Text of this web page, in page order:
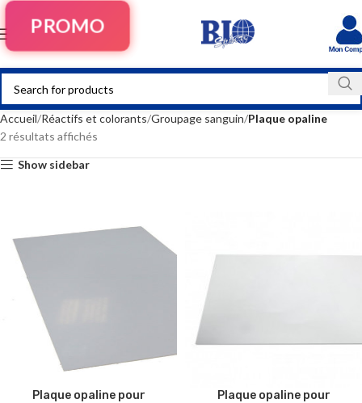
PROMO
Accueil Réactifs et colorants Groupage sanguin Plaque opaline
2 résultats affichés
Show sidebar
Plaque opaline pour
Plaque opaline pour